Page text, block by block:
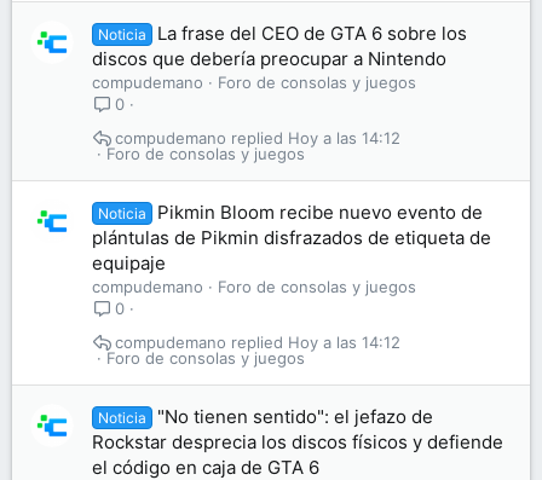
Noticia
La frase del CEO de GTA 6 sobre los
discos que debería preocupar a Nintendo
compudemano
Foro de consolas y juegos
0
Foro de consolas y juegos
Hoy a las 14:12
compudemano
Noticia
Pikmin Bloom recibe nuevo evento de
plántulas de Pikmin disfrazados de etiqueta de
equipaje
compudemano
Foro de consolas y juegos
0
Foro de consolas y juegos
Hoy a las 14:12
compudemano
Noticia
"No tienen sentido": el jefazo de
Rockstar desprecia los discos físicos y defiende
el código en caja de GTA 6